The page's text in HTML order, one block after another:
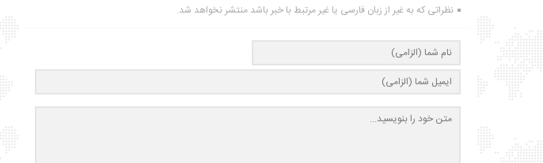
نظراتی که به غیر از زبان فارسی یا غیر مرتبط با خبر باشد منتشر نخواهد شد.